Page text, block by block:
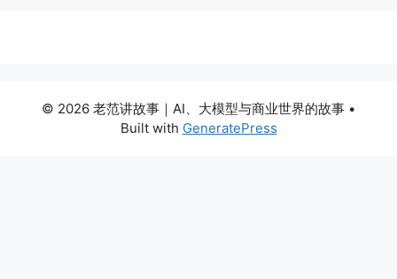
© 2026 老范讲故事｜AI、大模型与商业世界的故事 •
Built with GeneratePress